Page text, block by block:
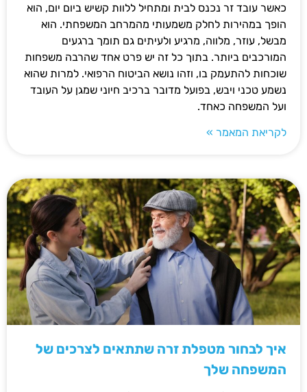
כאשר עובד זר נכנס לבית ומתחיל ללוות קשיש ביום יום, הוא
הופך במהירות לחלק משמעותי מהמרחב המשפחתי. הוא
מבשל, עוזר, מלווה, מרגיע ולעיתים גם תומך ברגעים
המורכבים ביותר. בתוך כל זה יש פרט אחד שהרבה משפחות
שוכחות להתעמק בו, וזהו נושא הביטוח הרפואי. למרות שהוא
נשמע טכני ויבש, בפועל מדובר ברכיב חיוני שמגן על העובד
ועל המשפחה כאחד.
לקריאת המאמר »
איך לבחור מטפלת זרה שתתאים לצרכים של
המשפחה שלך